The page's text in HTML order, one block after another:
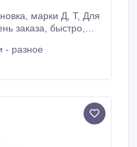
быстро,
- разное